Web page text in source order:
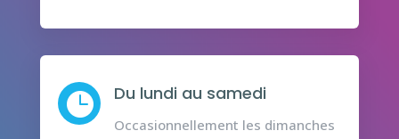
 Du lundi au samedi
Occasionnellement les dimanches